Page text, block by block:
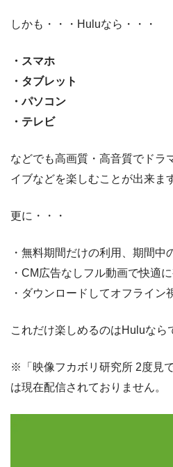
しかも・・・Huluなら・・・
・スマホ
・タブレット
・パソコン
・テレビ
などでも高画質・高音質でドラ
イブなどを楽しむことが出来ま
更に・・・
・無料期間だけの利用、期間中
・CM広告なしフル動画で快適に
・ダウンロードしてオフライン
これだけ楽しめるのはHuluなら
※「映像フカボリ研究所 2度見
は現在配信されておりません。